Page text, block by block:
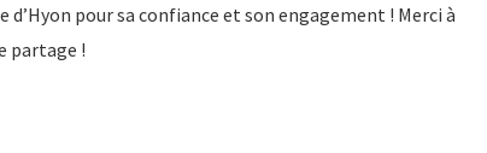
d’Hyon pour sa confiance et son engagement ! Merci à
partage !